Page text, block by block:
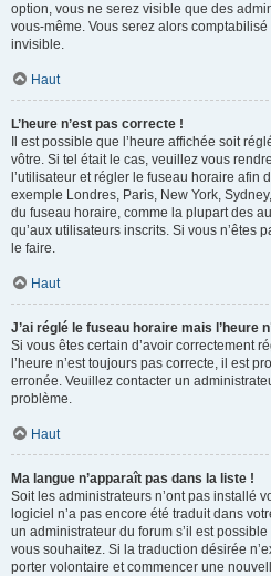
option, vous ne serez visible que des
vous-même. Vous serez alors
invisible.
Haut
L’heure n’est pas correcte !
Il est possible que l’heure affichée soit
vôtre. Si tel était le cas, veuillez vous
l’utilisateur et régler le fuseau horaire afin
exemple Londres, Paris, New York,
du fuseau horaire, comme la plupart des
qu’aux utilisateurs inscrits. Si vous n’êtes
le faire.
Haut
J’ai réglé le fuseau horaire mais l’heure
Si vous êtes certain d’avoir correctement
l’heure n’est toujours pas correcte, il est
erronée. Veuillez contacter un
problème.
Haut
Ma langue n’apparaît pas dans la liste !
Soit les administrateurs n’ont pas installé
logiciel n’a pas encore été traduit dans
un administrateur du forum s’il est
vous souhaitez. Si la traduction désirée
porter volontaire et commencer une